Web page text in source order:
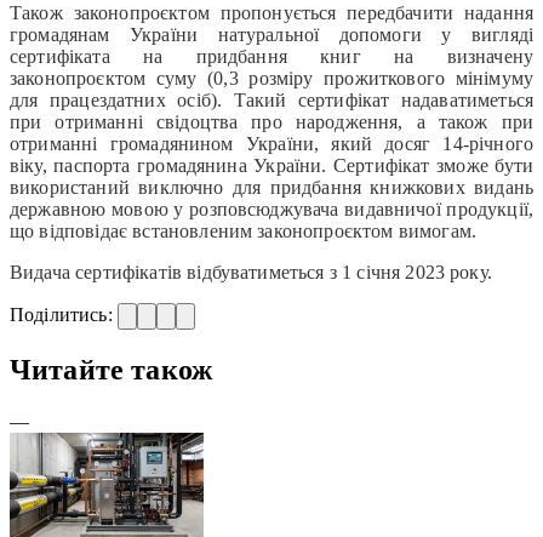
Також законопроєктом пропонується передбачити надання
громадянам України натуральної допомоги у вигляді
сертифіката на придбання книг на визначену
законопроєктом суму (0,3 розміру прожиткового мінімуму
для працездатних осіб). Такий сертифікат надаватиметься
при отриманні свідоцтва про народження, а також при
отриманні громадянином України, який досяг 14-річного
віку, паспорта громадянина України. Сертифікат зможе бути
використаний виключно для придбання книжкових видань
державною мовою у розповсюджувача видавничої продукції,
що відповідає встановленим законопроєктом вимогам.
Видача сертифікатів відбуватиметься з 1 січня 2023 року.
Поділитись:
Читайте також
—